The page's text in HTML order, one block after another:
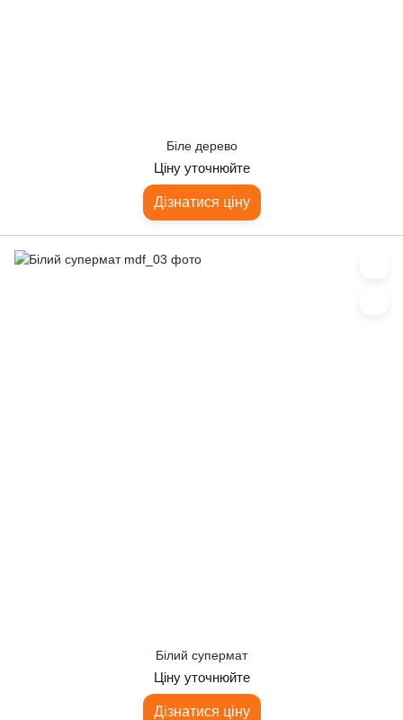
Біле дерево
Ціну уточнюйте
Дізнатися ціну
Білий супермат
Ціну уточнюйте
Дізнатися ціну